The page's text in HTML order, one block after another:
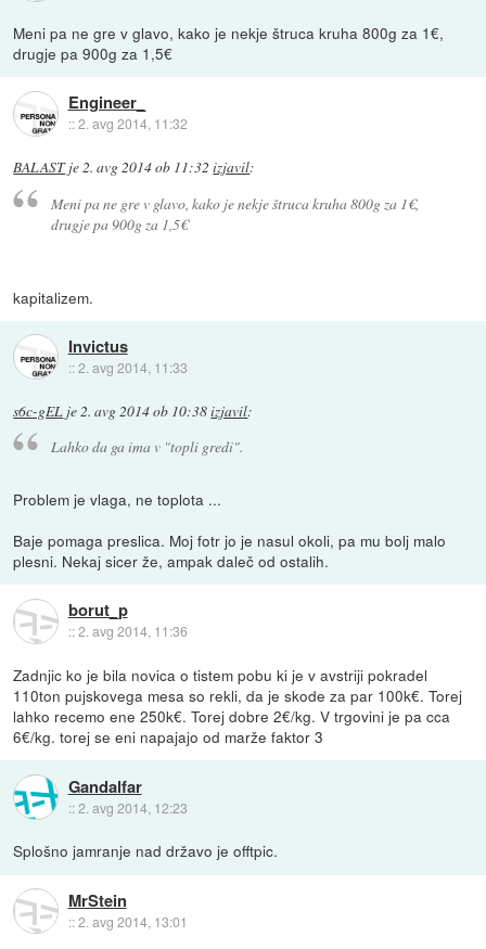
Meni pa ne gre v glavo, kako je nekje štruca kruha 800g za 1€,
drugje pa 900g za 1,5€
Engineer_
::2. avg 2014, 11:32
BALASTje2. avg 2014 ob 11:32 izjavil:
Meni pa ne gre v glavo, kako je nekje štruca kruha 800g za 1€,
drugje pa 900g za 1,5€
kapitalizem.
Invictus
::2. avg 2014, 11:33
s6c-gEL je2. avg 2014 ob 10:38izjavil:
Lahko da ga ima v "topli gredi".
Problem je vlaga, ne toplota ...
Baje pomaga preslica. Moj fotr jo je nasul okoli, pa mu bolj malo
plesni. Nekaj sicer že, ampak daleč od ostalih.
borut_p
::2. avg 2014, 11:36
Zadnjic ko je bila novica o tistem pobu ki je v avstriji pokradel
110ton pujskovega mesa so rekli, da je skode za par 100k€. Torej
lahko recemo ene 250k€. Torej dobre 2€/kg. V trgovini je pa cca
6€/kg. torej se eni napajajo od marže faktor 3
Gandalfar
::2. avg 2014, 12:23
Splošno jamranje nad državo je offtpic.
MrStein
::2. avg 2014, 13:01